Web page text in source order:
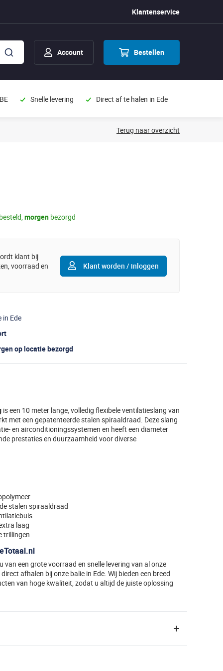
Klantenservice
Bestellen
Account
Snelle levering Direct af te halen in Ede
Terug naar overzicht
morgen bezorgd
in Ede
op locatie bezorgd
klant bij
voorraad en
Klant worden / inloggen
is een 10 meter lange, volledig flexibele ventilatieslang van
met een gepatenteerde stalen spiraaldraad. Deze slang
en airconditioningssystemen en heeft een diameter
prestaties en duurzaamheid voor diverse
stalen spiraaldraad
laag
trillingen
een grote voorraad en snelle levering van al onze
afhalen bij onze balie in Ede. Wij bieden een breed
van hoge kwaliteit, zodat u altijd de juiste oplossing